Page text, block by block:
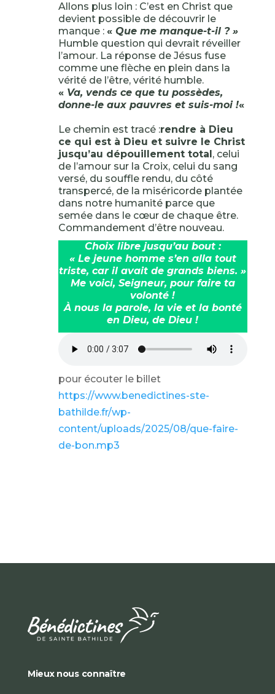
Allons plus loin : C’est en Christ que
devient possible de découvrir le
manque : « Que me manque-t-il ? »
Humble question qui devrait réveiller
l’amour. La réponse de Jésus fuse
comme une flèche en plein dans la
vérité de l’être, vérité humble.
« Va, vends ce que tu possèdes,
donne-le aux pauvres et suis-moi !«
Le chemin est tracé :rendre à Dieu
ce qui est à Dieu et suivre le Christ
jusqu’au dépouillement total, celui
de l’amour sur la Croix, celui du sang
versé, du souffle rendu, du côté
transpercé, de la miséricorde plantée
dans notre humanité parce que
semée dans le cœur de chaque être.
Commandement d’être nouveau.
Choix libre jusqu’au bout :
« Le jeune homme s’en alla tout
triste, car il avait de grands biens. »
Me voici, Seigneur, pour faire ta
volonté !
À nous la parole, la vie et la bonté
en Dieu, de Dieu !
pour écouter le billet
https://www.benedictines-ste-
bathilde.fr/wp-
content/uploads/2025/08/que-faire-
de-bon.mp3
Mieux nous connaître